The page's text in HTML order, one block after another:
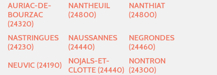
AURIAC-DE-
BOURZAC
(24320)
NANTHEUIL
(24800)
NANTHIAT
(24800)
NASTRINGUES
(24230)
NAUSSANNES
(24440)
NEGRONDES
(24460)
NEUVIC (24190)
NOJALS-ET-
CLOTTE (24440)
NONTRON
(24300)